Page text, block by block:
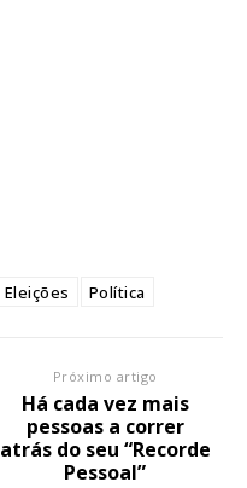
Eleições Política
Próximo artigo
Há cada vez mais
pessoas a correr
atrás do seu “Recorde
Pessoal”